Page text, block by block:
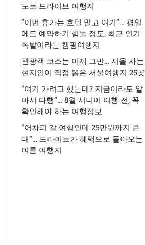
도로 드라이브 여행지
“이번 휴가는 호텔 말고 여기”… 평일
에도 예약하기 힘들 정도, 최근 인기
폭발이라는 캠핑여행지
관광객 코스는 이제 그만… 서울 사는
현지인이 직접 뽑은 서울여행지 25곳
“여기 가려고 했는데? 지금이라도 알
아서 다행”… 8월 시니어 여행 전, 꼭
확인해야 하는 여행정보
“어차피 갈 여행인데 25만원까지 준
대”… 드라이브가 혜택으로 돌아오는
여름 여행지